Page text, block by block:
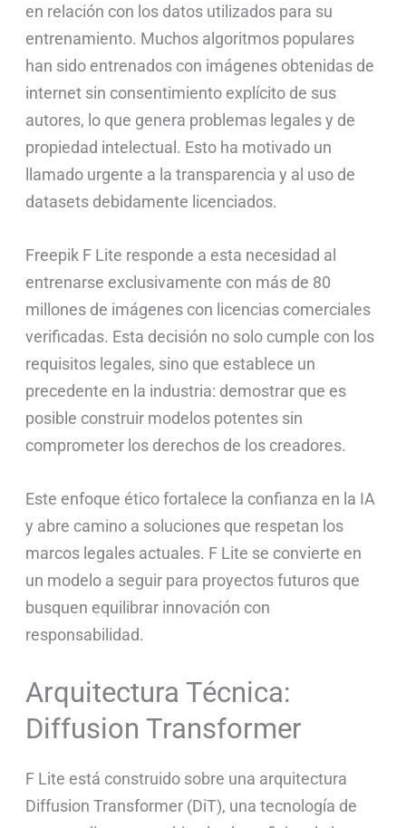
en relación con los datos utilizados para su
entrenamiento. Muchos algoritmos populares
han sido entrenados con imágenes obtenidas de
internet sin consentimiento explícito de sus
autores, lo que genera problemas legales y de
propiedad intelectual. Esto ha motivado un
llamado urgente a la transparencia y al uso de
datasets debidamente licenciados.
Freepik F Lite responde a esta necesidad al
entrenarse exclusivamente con más de 80
millones de imágenes con licencias comerciales
verificadas. Esta decisión no solo cumple con los
requisitos legales, sino que establece un
precedente en la industria: demostrar que es
posible construir modelos potentes sin
comprometer los derechos de los creadores.
Este enfoque ético fortalece la confianza en la IA
y abre camino a soluciones que respetan los
marcos legales actuales. F Lite se convierte en
un modelo a seguir para proyectos futuros que
busquen equilibrar innovación con
responsabilidad.
Arquitectura Técnica:
Diffusion Transformer
F Lite está construido sobre una arquitectura
Diffusion Transformer (DiT), una tecnología de